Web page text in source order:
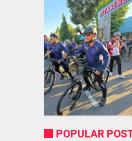
POPULAR